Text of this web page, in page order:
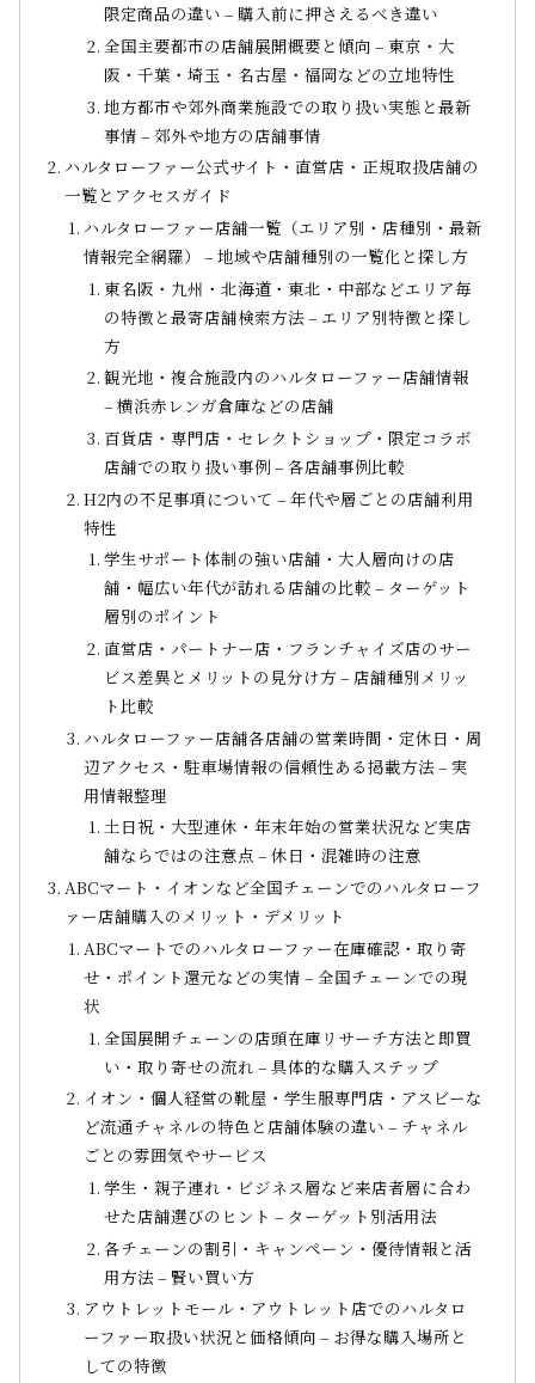
限定商品の違い – 購入前に押さえるべき違い
全国主要都市の店舗展開概要と傾向 – 東京・大
阪・千葉・埼玉・名古屋・福岡などの立地特性
地方都市や郊外商業施設での取り扱い実態と最新
事情 – 郊外や地方の店舗事情
ハルタローファー公式サイト・直営店・正規取扱店舗の
一覧とアクセスガイド
ハルタローファー店舗一覧（エリア別・店種別・最新
情報完全網羅） – 地域や店舗種別の一覧化と探し方
東名阪・九州・北海道・東北・中部などエリア毎
の特徴と最寄店舗検索方法 – エリア別特徴と探し
方
観光地・複合施設内のハルタローファー店舗情報
– 横浜赤レンガ倉庫などの店舗
百貨店・専門店・セレクトショップ・限定コラボ
店舗での取り扱い事例 – 各店舗事例比較
H2内の不足事項について – 年代や層ごとの店舗利用
特性
学生サポート体制の強い店舗・大人層向けの店
舗・幅広い年代が訪れる店舗の比較 – ターゲット
層別のポイント
直営店・パートナー店・フランチャイズ店のサー
ビス差異とメリットの見分け方 – 店舗種別メリッ
ト比較
ハルタローファー店舗各店舗の営業時間・定休日・周
辺アクセス・駐車場情報の信頼性ある掲載方法 – 実
用情報整理
土日祝・大型連休・年末年始の営業状況など実店
舗ならではの注意点 – 休日・混雑時の注意
ABCマート・イオンなど全国チェーンでのハルタローフ
ァー店舗購入のメリット・デメリット
ABCマートでのハルタローファー在庫確認・取り寄
せ・ポイント還元などの実情 – 全国チェーンでの現
状
全国展開チェーンの店頭在庫リサーチ方法と即買
い・取り寄せの流れ – 具体的な購入ステップ
イオン・個人経営の靴屋・学生服専門店・アスビーな
ど流通チャネルの特色と店舗体験の違い – チャネル
ごとの雰囲気やサービス
学生・親子連れ・ビジネス層など来店者層に合わ
せた店舗選びのヒント – ターゲット別活用法
各チェーンの割引・キャンペーン・優待情報と活
用方法 – 賢い買い方
アウトレットモール・アウトレット店でのハルタロ
ーファー取扱い状況と価格傾向 – お得な購入場所と
しての特徴